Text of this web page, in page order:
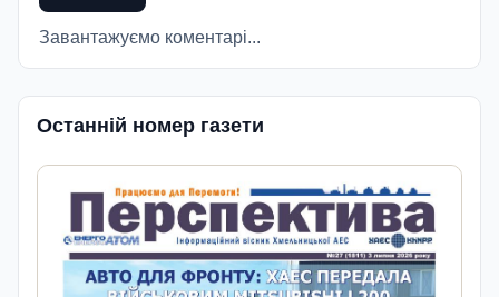
Завантажуємо коментарі...
Останній номер газети